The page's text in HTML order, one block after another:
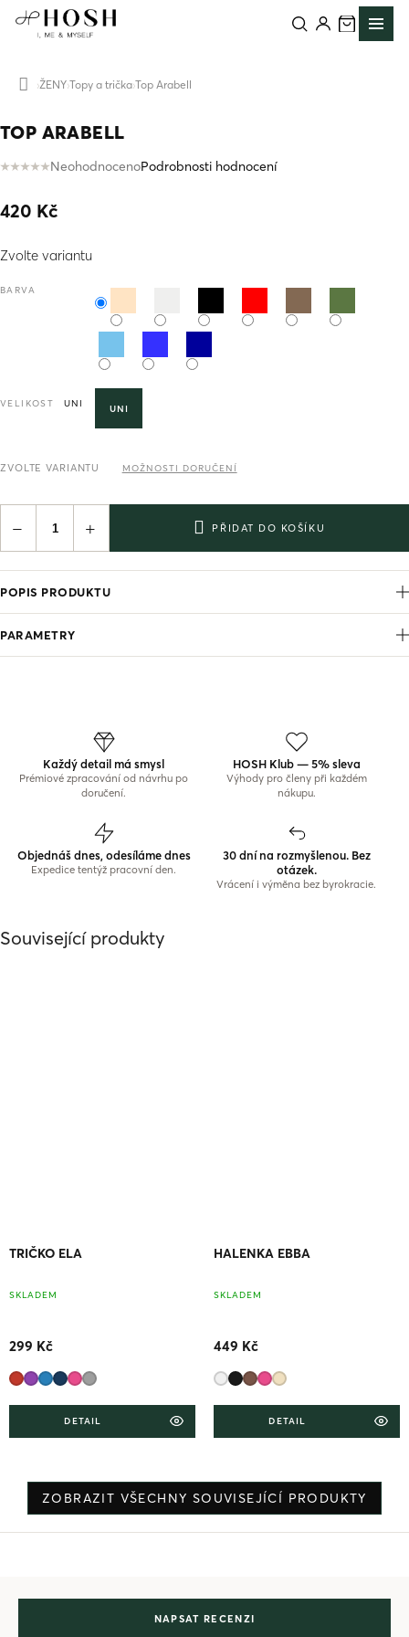
Přejít
Domů
ŽENY Topy a trička Top Arabell
TOP ARABELL
Průměrné
produktu
z
hvězdiček.
NeohodnocenoPodrobnosti hodnocení
420 Kč
cena:
Zvolte variantu
BARVA
VELIKOST UNI UNI
ZVOLTE VARIANTU MOŽNOSTI DORUČENÍ
+
− PŘIDAT DO KOŠÍKU
POPIS PRODUKTU
PARAMETRY
Každý detail má smysl
Prémiové zpracování od návrhu po
doručení.
HOSH Klub — 5% sleva
Výhody pro členy při každém
nákupu.
Objednáš dnes, odesíláme dnes
Expedice tentýž pracovní den.
30 dní na rozmyšlenou. Bez
otázek.
Vrácení i výměna bez byrokracie.
Související produkty
TRIČKO ELA
SKLADEM
299 Kč
DETAIL
HALENKA EBBA
SKLADEM
449 Kč
DETAIL
ZOBRAZIT VŠECHNY SOUVISEJÍCÍ PRODUKTY
NAPSAT RECENZI